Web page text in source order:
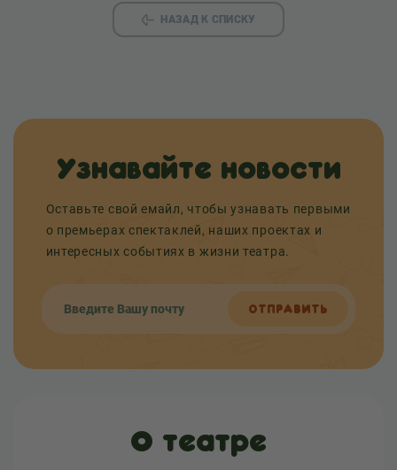
НАЗАД К СПИСКУ
Узнавайте новости
Оставьте свой емайл, чтобы узнавать первыми
о премьерах спектаклей, наших проектах и
интересных событиях в жизни театра.
ОТПРАВИТЬ
О театре